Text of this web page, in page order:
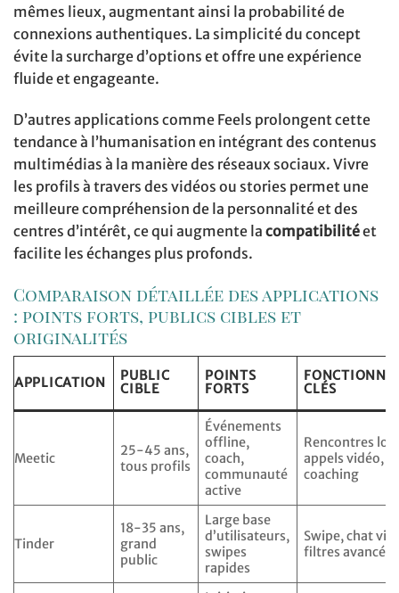
mêmes lieux, augmentant ainsi la probabilité de
connexions authentiques. La simplicité du concept
évite la surcharge d’options et offre une expérience
fluide et engageante.
D’autres applications comme Feels prolongent cette
tendance à l’humanisation en intégrant des contenus
multimédias à la manière des réseaux sociaux. Vivre
les profils à travers des vidéos ou stories permet une
meilleure compréhension de la personnalité et des
centres d’intérêt, ce qui augmente la compatibilitéet
facilite les échanges plus profonds.
Comparaison détaillée des applications
: points forts, publics cibles et
originalités
APPLICATION
PUBLIC
CIBLE
POINTS
FORTS
CLÉS
Meetic
25-45 ans,
tous profils
Événements
offline,
coach,
communauté
active
Rencontres
appels vidéo,
coaching
Tinder
18-35 ans,
grand
public
Large base
d’utilisateurs,
swipes
rapides
Swipe, chat
filtres avancés